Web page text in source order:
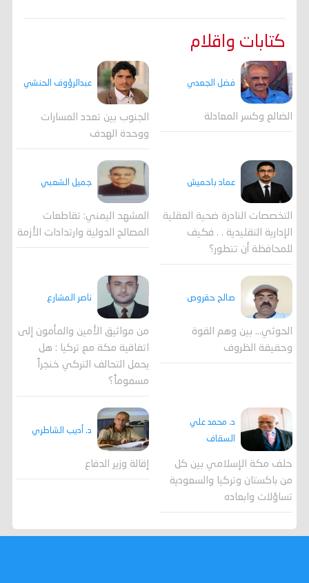
كتابات واقلام
فضل الجعدي
الضالع وكسر المعادلة
عبدالرؤوف الحنشي
الجنوب بين تعدد المسارات
ووحدة الهدف
عماد باحميش
التخصصات النادرة ضحية العقلية
الإدارية التقليدية . . فكيف
للمحافظة أن تتطور؟
جميل الشعبي
المشهد اليمني: تقاطعات
المصالح الدولية وارتدادات الأزمة
صالح حقروص
الحوثي... بين وهم القوة
وحقيقة الظروف
ناصر المشارع
من مواثيق الأمين والمأمون إلى
اتفاقية مكة مع تركيا : هل
يحمل التحالف التركي خنجراً
مسموماً؟
د. محمد علي
السقاف
حلف مكة الإسلامي بين كل
من باكستان وتركيا والسعودية
تساؤلات وابعاده
د. أديب الشاطري
إقالة وزير الدفاع